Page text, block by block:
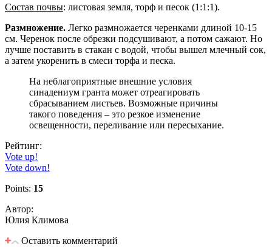
Состав почвы: листовая земля, торф и песок (1:1:1).
Размножение. Легко размножается черенками длиной 10-15
см. Черенок после обрезки подсушивают, а потом сажают. Но
лучше поставить в стакан с водой, чтобы вышел млечный сок,
а затем укоренить в смеси торфа и песка.
На неблагоприятные внешние условия
синадениум гранта может отреагировать
сбрасыванием листьев. Возможные причины
такого поведения – это резкое изменение
освещенности, переливание или пересыхание.
Рейтинг:
Vote up!
Vote down!
Points: 15
Автор:
Юлия Климова
Оставить комментарий